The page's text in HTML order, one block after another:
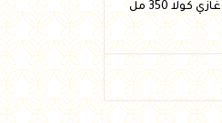
هيلثي كولا مشروب غازي كولا 350 مل